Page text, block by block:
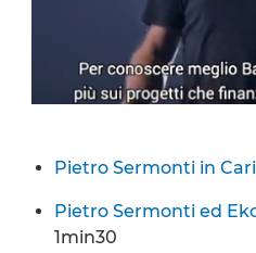
Pietro Sermonti in
Pietro Sermonti ed
1min30